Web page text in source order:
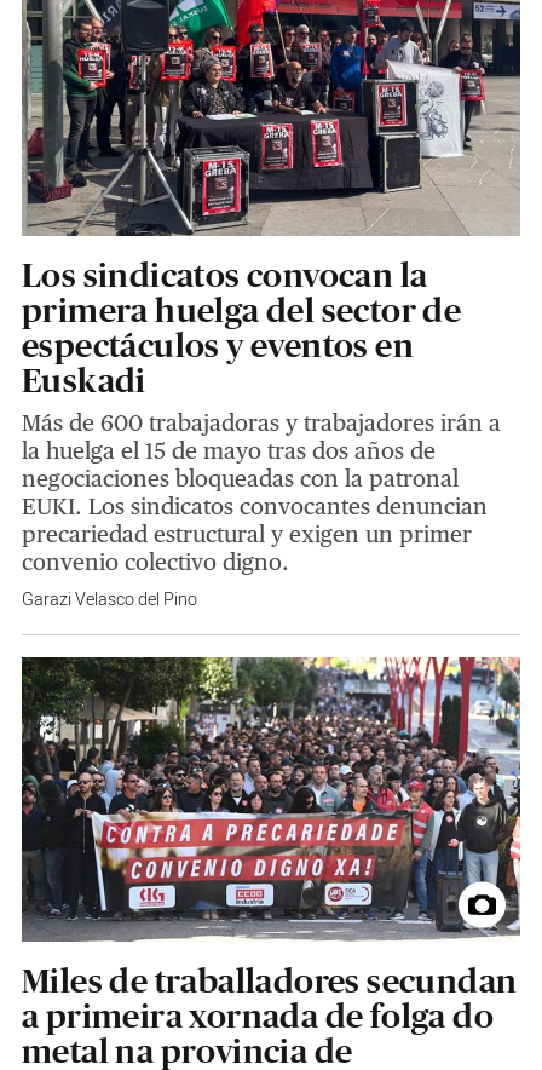
Los sindicatos convocan la
primera huelga del sector de
espectáculos y eventos en
Euskadi
Más de 600 trabajadoras y trabajadores irán a
la huelga el 15 de mayo tras dos años de
negociaciones bloqueadas con la patronal
EUKI. Los sindicatos convocantes denuncian
precariedad estructural y exigen un primer
convenio colectivo digno.
Garazi Velasco del Pino
Miles de traballadores secundan
a primeira xornada de folga do
metal na provincia de